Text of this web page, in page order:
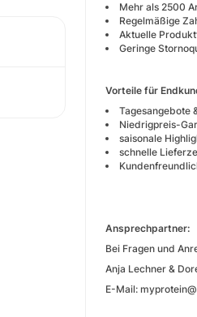
Mehr als 2500
Regelmäßige
Aktuelle
Geringe
Vorteile für
Tagesangebote
Niedrigpreis-
saisonale
schnelle
Ansprechpartner:
Bei Fragen und
Anja Lechner &
E-Mail: